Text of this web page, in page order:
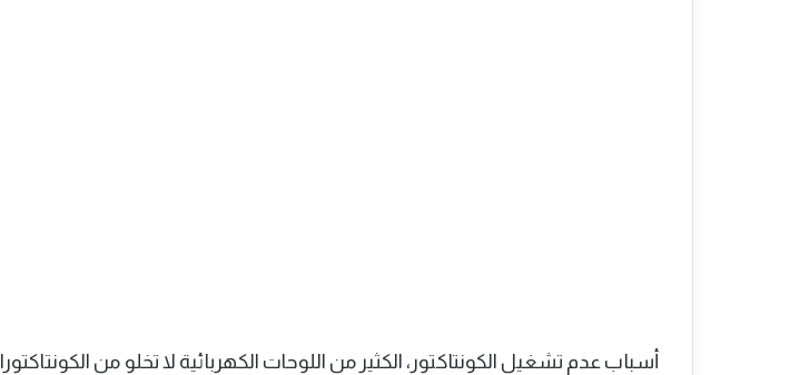
أسباب عدم تشغيل الكونتاكتور، الكثير من اللوحات الكهربائية لا تخلو من